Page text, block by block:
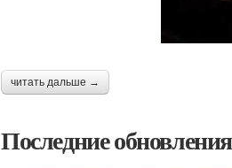
читать дальше →
Последние